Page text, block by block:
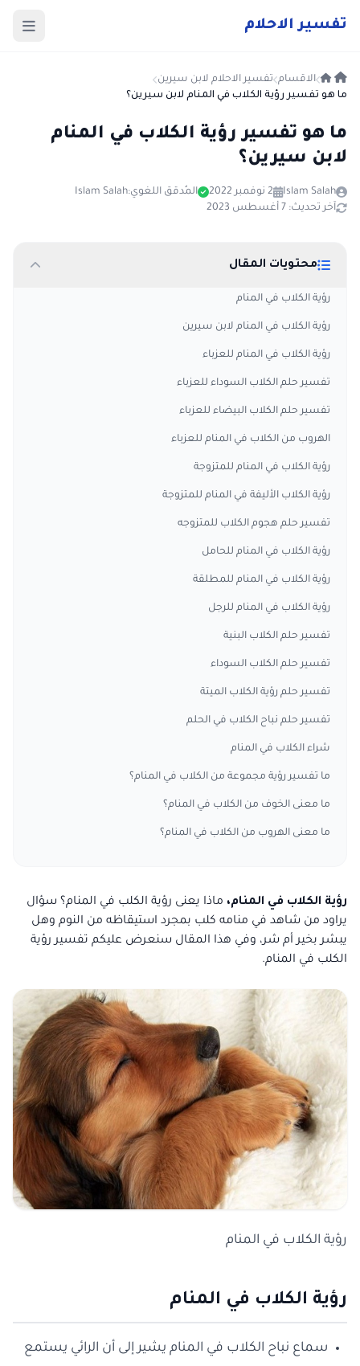
تفسير الاحلام
الاقسام تفسير الاحلام لابن سيرين
ما هو تفسير رؤية الكلاب في المنام لابن سيرين؟
ما هو تفسير رؤية الكلاب في المنام
لابن سيرين؟
Islam Salah 2 نوفمبر 2022 المُدقق اللغوي:Islam Salah
آخر تحديث: 7 أغسطس 2023
محتويات المقال
رؤية الكلاب في المنام
رؤية الكلاب في المنام لابن سيرين
رؤية الكلاب في المنام للعزباء
تفسير حلم الكلاب السوداء للعزباء
تفسير حلم الكلاب البيضاء للعزباء
الهروب من الكلاب في المنام للعزباء
رؤية الكلاب في المنام للمتزوجة
رؤية الكلاب الأليفة في المنام للمتزوجة
تفسير حلم هجوم الكلاب للمتزوجه
رؤية الكلاب في المنام للحامل
رؤية الكلاب في المنام للمطلقة
رؤية الكلاب في المنام للرجل
تفسير حلم الكلاب البنية
تفسير حلم الكلاب السوداء
تفسير حلم رؤية الكلاب الميتة
تفسير حلم نباح الكلاب في الحلم
شراء الكلاب في المنام
ما تفسير رؤية مجموعة من الكلاب في المنام؟
ما معنى الخوف من الكلاب في المنام؟
ما معنى الهروب من الكلاب في المنام؟
رؤية الكلاب في المنام، ماذا يعنى رؤية الكلب في المنام؟ سؤال
يراود من شاهد في منامه كلب بمجرد استيقاظه من النوم وهل
يبشر بخير أم شر، وفي هذا المقال سنعرض عليكم تفسير رؤية
الكلب في المنام.
رؤية الكلاب في المنام
رؤية الكلاب في المنام
سماع نباح الكلاب في المنام يشير إلى أن الرائي يستمع